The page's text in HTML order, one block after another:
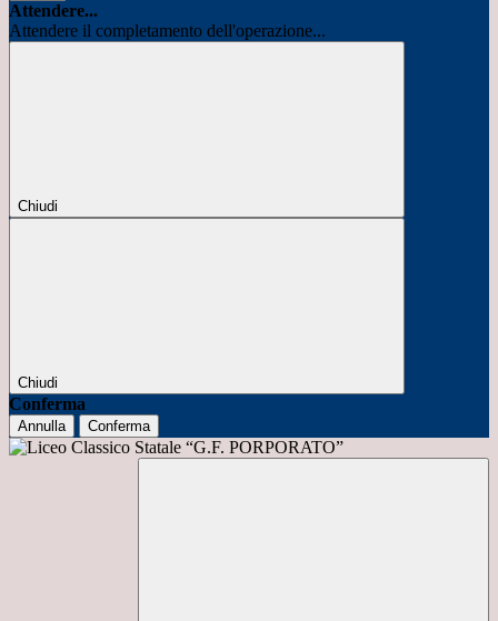
Attendere...
Attendere il completamento dell'operazione...
Chiudi
Chiudi
Conferma
Annulla Conferma